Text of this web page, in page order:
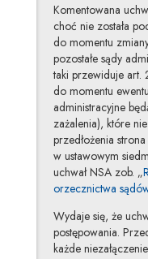
Komentowana
choć nie została
do momentu
pozostałe sądy
taki przewiduje art.
do momentu
administracyjne
zażalenia), które
przedłożenia
w ustawowym
uchwał NSA zob. „
orzecznictwa
Wydaje się, że
postępowania.
każde